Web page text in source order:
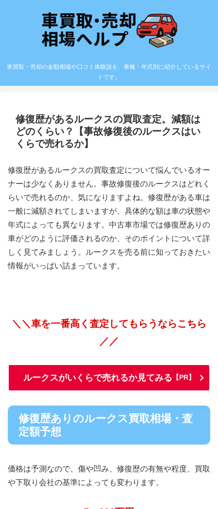
車買取・売却の金額相場や口コミ体験談を、車種・年式別に紹介しているサイ
トです。
修復歴があるルークスの買取査定。減額は
どのくらい？【事故修復後のルークスはい
くらで売れるか】
修復歴があるルークスの買取査定について悩んでいるオー
ナーは少なくありません。事故修復後のルークスはどれく
らいで売れるのか、気になりますよね。修復歴がある車は
一般に減額されてしまいますが、具体的な額は車の状態や
年式によっても異なります。中古車市場では修復歴ありの
車がどのように評価されるのか、そのポイントについて詳
しく見てみましょう。ルークスを売る前に知っておきたい
情報がいっぱい詰まっています。
＼＼車を一番高く査定してもらうならこちら
／／
ルークスがいくらで売れるか見てみる 【PR】
修復歴ありのルークス買取相場・査
定額予想
価格は予測なので、傷や凹み、修復歴の有無や程度、買取
や下取り会社の基準によっても変わります。